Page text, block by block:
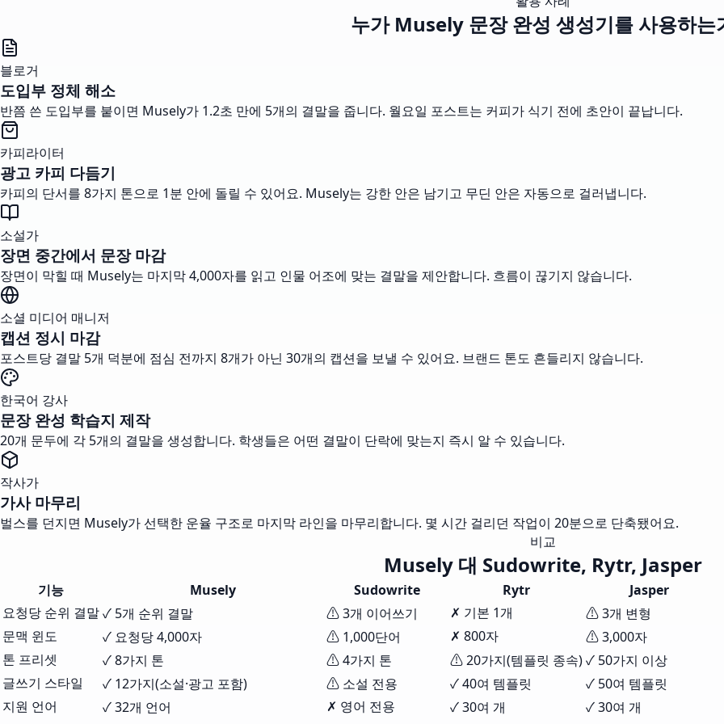
누가 Musely 문장 완성 생성기를 사용하는
블로거
도입부 정체 해소
반쯤 쓴 도입부를 붙이면 Musely가 1.2초 만에 5개의 결말을 줍니다. 월요일 포스트는 커피가 식기 전에 초안이 끝납니다.
카피라이터
광고 카피 다듬기
카피의 단서를 8가지 톤으로 1분 안에 돌릴 수 있어요. Musely는 강한 안은 남기고 무딘 안은 자동으로 걸러냅니다.
소설가
장면 중간에서 문장 마감
장면이 막힐 때 Musely는 마지막 4,000자를 읽고 인물 어조에 맞는 결말을 제안합니다. 흐름이 끊기지 않습니다.
소셜 미디어 매니저
캡션 정시 마감
포스트당 결말 5개 덕분에 점심 전까지 8개가 아닌 30개의 캡션을 보낼 수 있어요. 브랜드 톤도 흔들리지 않습니다.
한국어 강사
문장 완성 학습지 제작
20개 문두에 각 5개의 결말을 생성합니다. 학생들은 어떤 결말이 단락에 맞는지 즉시 알 수 있습니다.
작사가
가사 마무리
벌스를 던지면 Musely가 선택한 운율 구조로 마지막 라인을 마무리합니다. 몇 시간 걸리던 작업이 20분으로 단축됐어요.
비교
Musely 대 Sudowrite, Rytr, Jasper
기능 Musely Sudowrite Rytr
Jasper
요청당 순위 결말✓ 5개 순위 결말 ⚠ 3개 이어쓰기 ✗ 기본 1개
⚠ 3개 변형
문맥 윈도
✓ 요청당 4,000자 ⚠ 1,000단어 ✗ 800자
⚠ 3,000자
톤 프리셋
✓ 8가지 톤 ⚠ 4가지 톤 ⚠ 20가지(템플릿 종속)✓ 50가지 이상
글쓰기 스타일
✓ 12가지(소설·광고 포함) ⚠ 소설 전용 ✓ 40여 템플릿
✓ 50여 템플릿
지원 언어
✓ 32개 언어 ✗ 영어 전용 ✓ 30여 개
✓ 30여 개